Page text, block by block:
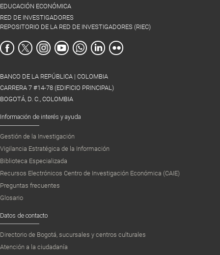
EDUCACIÓN ECONÓMICA
RED DE INVESTIGADORES
REPOSITORIO DE LA RED DE INVESTIGADORES (RIEC)
BANCO DE LA REPÚBLICA | COLOMBIA
CARRERA 7 #14-78 (EDIFICIO PRINCIPAL)
BOGOTÁ, D. C., COLOMBIA
Información de interés y ayuda
Gestión de la Investigación
Vigilancia Estratégica de la Información
Biblioteca Especializada
Recursos Electrónicos Centro de Investigación Económica (CAIE)
Preguntas frecuentes
Glosario
Datos de contacto
Directorio de Bogotá, sucursales y centros culturales
Atención a la ciudadanía